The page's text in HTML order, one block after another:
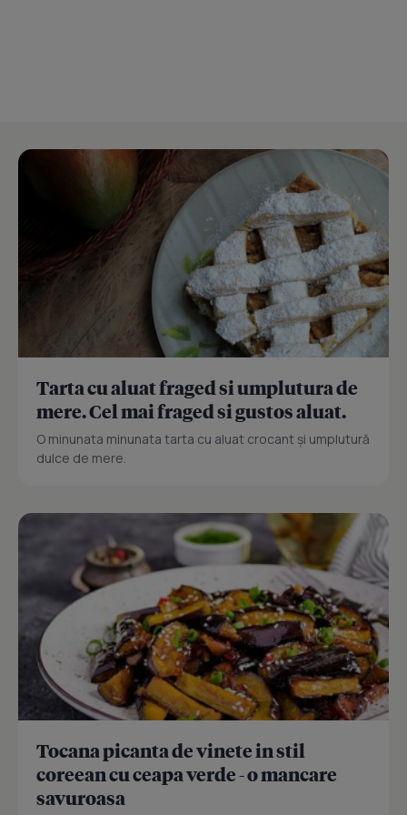
Tarta cu aluat fraged si umplutura de
mere. Cel mai fraged si gustos aluat.
O minunata minunata tarta cu aluat crocant și umplutură
dulce de mere.
Tocana picanta de vinete in stil
coreean cu ceapa verde - o mancare
savuroasa